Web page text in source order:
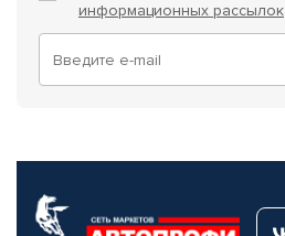
информационных рассылок